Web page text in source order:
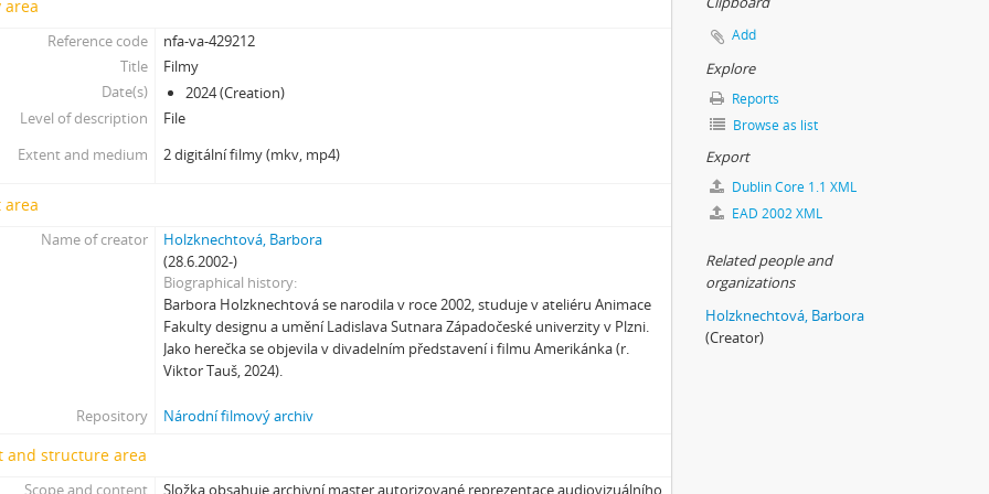
[Subseries] Ke kořenům
[Subseries] Ticho před bouří
[Subseries] tryin to sport something
[Subseries] proxy
[Subseries] Škubej psa
[Subseries] Shores of the Same Sea
[Subseries] Houby
[Subseries] Noro, přijde k tobě nečekaný host
[Subseries] Už se držím
[Subseries] Lamecore_Meduza_VS_Mořskáokurka
[Subseries] And You Know What Comes Next...
[Subseries] Intercore
[Subseries] Soft, Soft, Soft, Hard as Fuck
area
Reference code
nfa-va-429212
Title
Filmy
Date(s)
2024 (Creation)
Level of description
File
Extent and medium
2 digitální filmy (mkv, mp4)
area
Name of creator
Holzknechtová, Barbora
(28.6.2002-)
Biographical history
Barbora Holzknechtová se narodila v roce 2002, studuje v ateliéru Animace
Fakulty designu a umění Ladislava Sutnara Západočeské univerzity v Plzni.
Jako herečka se objevila v divadelním představení i filmu Amerikánka (r.
Viktor Tauš, 2024).
Repository Národní filmový archiv
and structure area
Scope and content Složka obsahuje archivní master autorizované reprezentace audiovizuálního
Add
Explore
Reports
Browse as list
Export
Dublin Core 1.1 XML
EAD 2002 XML
Related people and
organizations
Holzknechtová, Barbora
(Creator)